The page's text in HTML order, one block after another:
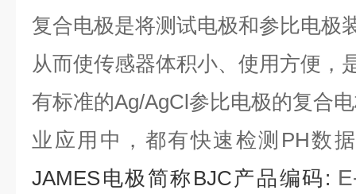
复合电极是将测试电极和参比电极
从而使传感器体积小、使用方便，
有标准的Ag/AgCl参比电极的复合
业应用中，都有快速检测PH数
JAMES电极简称BJC产品编码: